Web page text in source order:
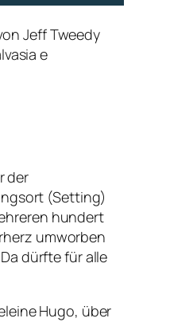
Jeff Tweedy
e
der
(Setting)
hundert
umworben
dürfte für alle
Hugo, über